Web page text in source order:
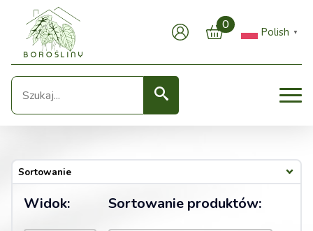
0
Polish ▼
Seearch
Sortowanie
Widok:
Sortowanie produktów: